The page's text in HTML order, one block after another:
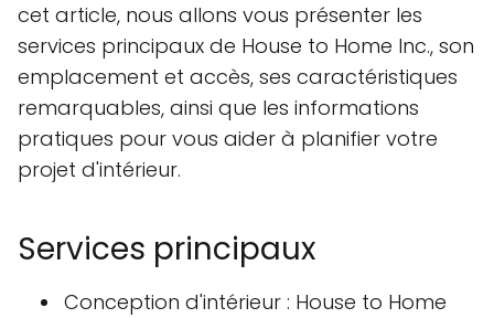
cet article, nous allons vous présenter les
services principaux de House to Home Inc., son
emplacement et accès, ses caractéristiques
remarquables, ainsi que les informations
pratiques pour vous aider à planifier votre
projet d'intérieur.
Services principaux
Conception d'intérieur : House to Home